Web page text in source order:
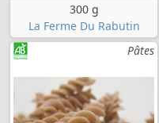
300 g
La Ferme Du Rabutin
Pâtes